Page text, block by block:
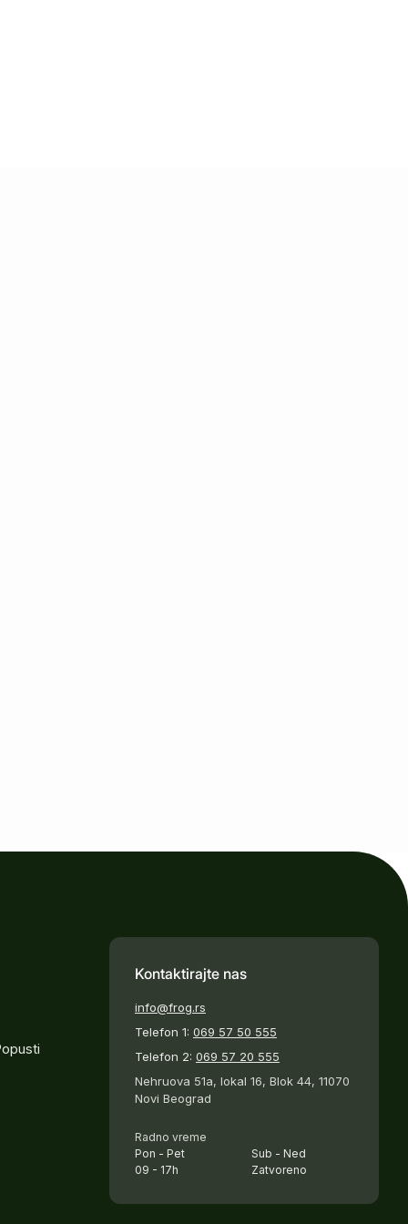
Kontaktirajte nas
info@frog.rs
Telefon 1: 069 57 50 555
Telefon 2: 069 57 20 555
Nehruova 51a, lokal 16, Blok 44, 11070
Novi Beograd
Radno vreme
Pon - Pet
09 - 17h
Sub - Ned
Zatvoreno